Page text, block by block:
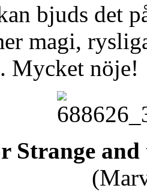
bjuds det
magi,
Mycket nöje!
Strange and